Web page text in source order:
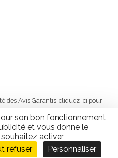
Ajouter au panier
des Avis Garantis, cliquez ici pour
son bon fonctionnement
et vous donne le
activer
refuser Personnaliser